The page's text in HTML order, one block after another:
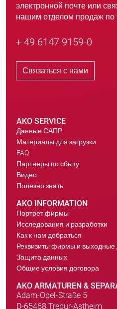
электронной почте или
нашим отделом продаж по
+ 49 6147 9159-0
Связаться с нами
AKO SERVICE
Данные САПР
Материалы для загрузки
FAQ
Партнеры по сбыту
Видео
Полезно знать
AKO INFORMATION
Портрет фирмы
Исследования и разработки
Как к нам добраться
Реквизиты фирмы и выходные
Защита данных
Общие условия договора
AKO ARMATUREN &
Adam-Opel-Straße 5
D-65468 Trebur-Astheim